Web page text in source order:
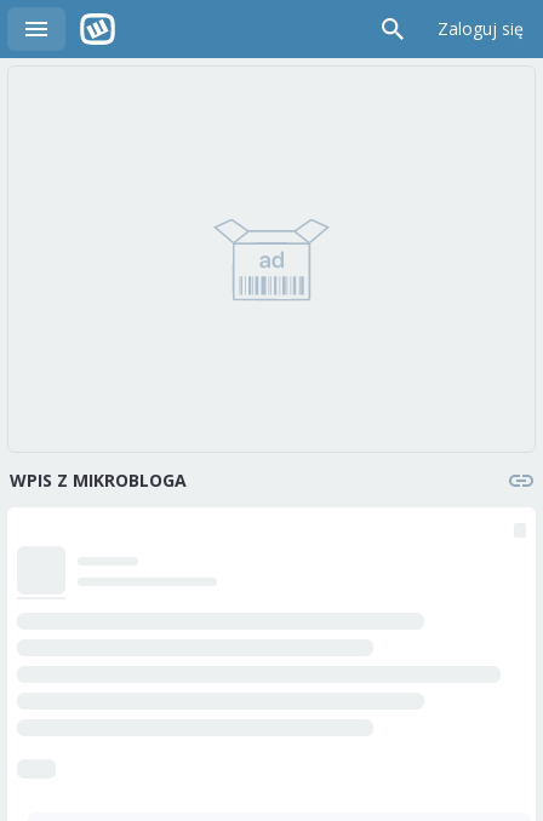
Zaloguj się
WPIS Z MIKROBLOGA